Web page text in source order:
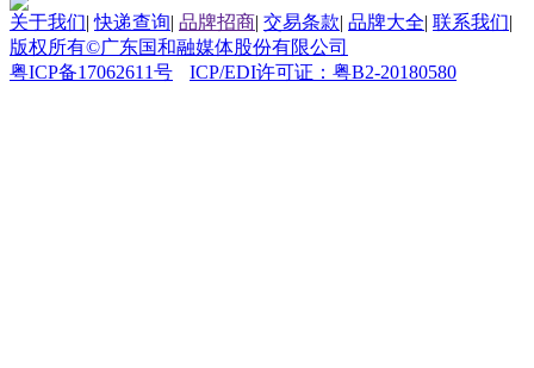
关于我们|快递查询| 品牌招商| 交易条款| 品牌大全| 联系我们|
版权所有©广东国和融媒体股份有限公司
粤ICP备17062611号
ICP/EDI许可证：粤B2-20180580